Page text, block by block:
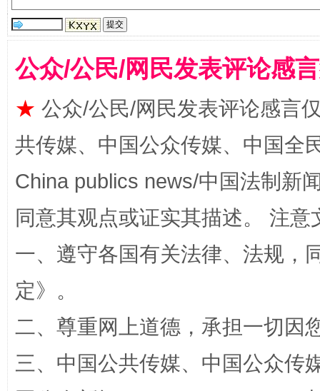
公众/公民/网民发表评论感
★ 公众/公民/网民发表评论感言
共传媒、中国公众传媒、中国全
China publics news/中国法制新
同意其观点或证实其描述。 注
一、遵守各国有关法律、法规，
定》。
二、尊重网上道德，承担一切因
三、中国公共传媒、中国公众传